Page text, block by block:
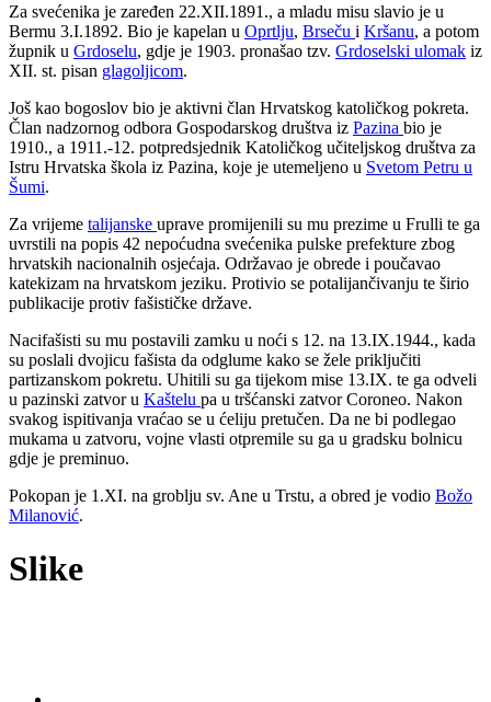
Za svećenika je zaređen 22.XII.1891., a mladu misu slavio je u
Bermu 3.I.1892. Bio je kapelan u Oprtlju, Brseču i Kršanu, a potom
župnik u Grdoselu, gdje je 1903. pronašao tzv. Grdoselski ulomak iz
XII. st. pisan glagoljicom.
Još kao bogoslov bio je aktivni član Hrvatskog katoličkog pokreta.
Član nadzornog odbora Gospodarskog društva iz Pazina bio je
1910., a 1911.-12. potpredsjednik Katoličkog učiteljskog društva za
Istru Hrvatska škola iz Pazina, koje je utemeljeno u Svetom Petru u
Šumi.
Za vrijeme talijanske uprave promijenili su mu prezime u Frulli te ga
uvrstili na popis 42 nepoćudna svećenika pulske prefekture zbog
hrvatskih nacionalnih osjećaja. Održavao je obrede i poučavao
katekizam na hrvatskom jeziku. Protivio se potalijančivanju te širio
publikacije protiv fašističke države.
Nacifašisti su mu postavili zamku u noći s 12. na 13.IX.1944., kada
su poslali dvojicu fašista da odglume kako se žele priključiti
partizanskom pokretu. Uhitili su ga tijekom mise 13.IX. te ga odveli
u pazinski zatvor u Kaštelu pa u tršćanski zatvor Coroneo. Nakon
svakog ispitivanja vraćao se u ćeliju pretučen. Da ne bi podlegao
mukama u zatvoru, vojne vlasti otpremile su ga u gradsku bolnicu
gdje je preminuo.
Pokopan je 1.XI. na groblju sv. Ane u Trstu, a obred je vodio Božo
Milanović.
Slike